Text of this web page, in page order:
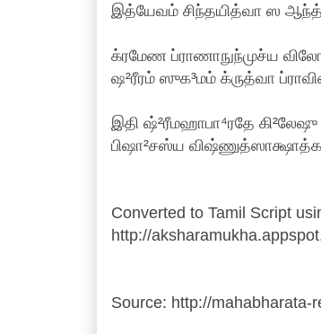
இத்யேவம் சிந்தயித்வா ஸ
க்ரமேண ப்ராணாநுந்முச்ய
ஷ²ரீரம் ஸுக³மம் க்ருத்வா
இதி ஷ்²ரீமஹாபா⁴ரதே
பிஷா²சஸ்ய
Converted to Tamil Script
http://
Source: http://mahabharata-